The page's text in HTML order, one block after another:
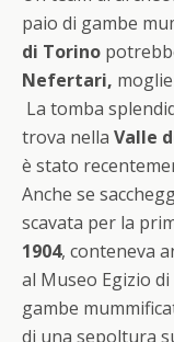
paio di gambe
di Torino
Nefertari,
La tomba
trova nella Valle
è stato
Anche se
scavata per la
1904, conteneva
al Museo Egizio
gambe
di una sepoltura